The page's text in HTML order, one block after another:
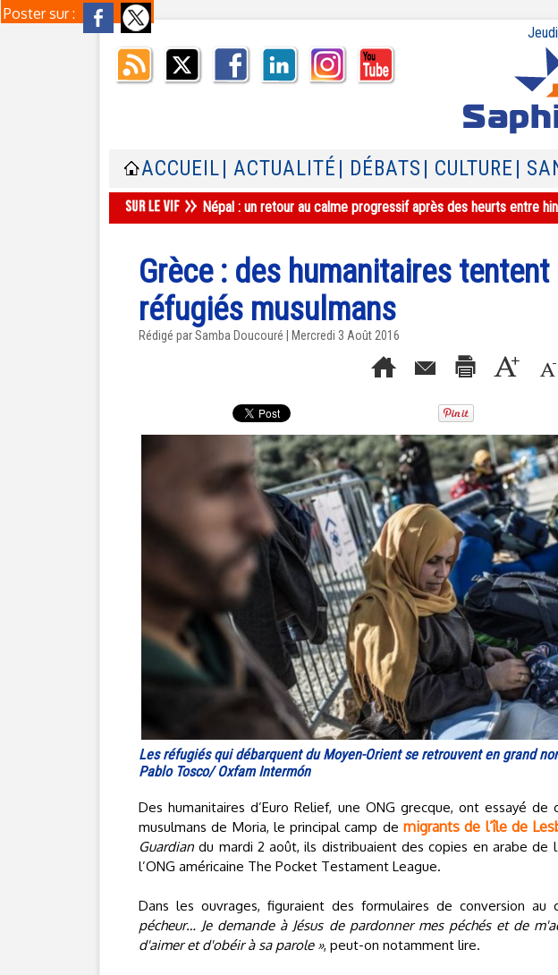
Poster sur :
ACCUEIL | ACTUALITÉ | DÉBATS | CULTURE |
Népal : un retour au calme progressif après des heurts entre
Grèce : des humanitaires
réfugiés musulmans
Rédigé parSamba Doucouré | Mercredi 3 Août 2016
Les réfugiés qui débarquent du Moyen-Orient se retrouvent en grand
Pablo Tosco/ Oxfam Intermón
Des humanitaires d’Euro Relief, une ONG grecque, ont essayé
musulmans de Moria, le principal camp demigrants de l’île de
Guardian du mardi 2 août, ils distribuaient des copies en arabe de
l’ONG américaine The Pocket Testament League.
Dans les ouvrages, figuraient des formulaires de conversion au
pécheur… Je demande à Jésus de pardonner mes péchés et de
d'aimer et d'obéir à sa parole », peut-on notamment lire.